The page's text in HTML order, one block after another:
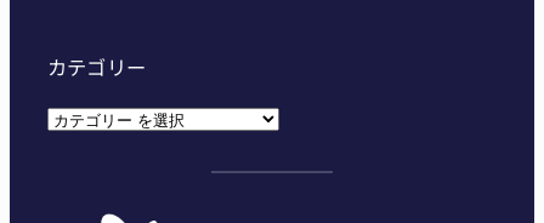
カテゴリー
カ